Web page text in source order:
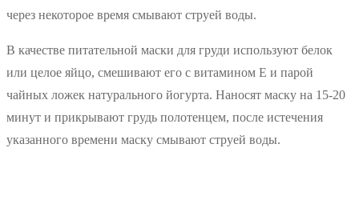
через некоторое время смывают струей воды.
В качестве питательной маски для груди используют белок
или целое яйцо, смешивают его с витамином Е и парой
чайных ложек натурального йогурта. Наносят маску на 15-20
минут и прикрывают грудь полотенцем, после истечения
указанного времени маску смывают струей воды.